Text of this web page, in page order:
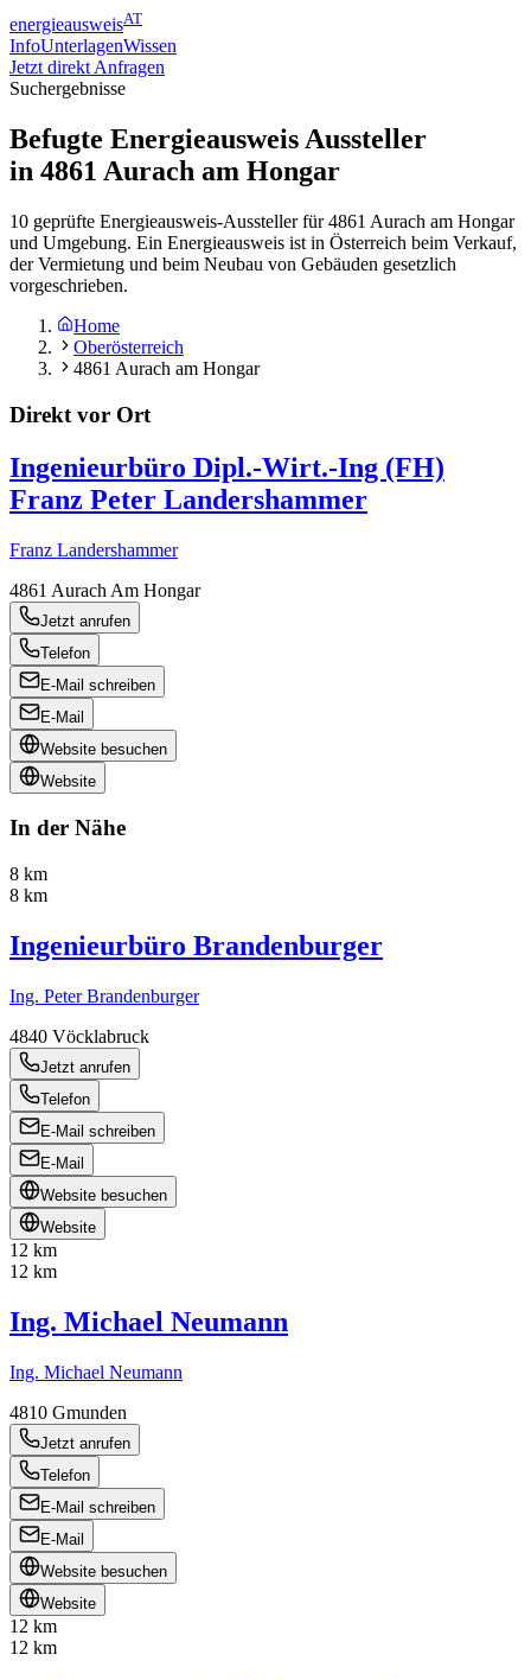
energieausweisAT
InfoUnterlagenWissen
Jetzt direkt Anfragen
Suchergebnisse
Befugte Energieausweis Aussteller
in 4861 Aurach am Hongar
10 geprüfte Energieausweis-Aussteller für 4861 Aurach am Hongar
und Umgebung. Ein Energieausweis ist in Österreich beim Verkauf,
der Vermietung und beim Neubau von Gebäuden gesetzlich
vorgeschrieben.
Home
Oberösterreich
4861 Aurach am Hongar
Direkt vor Ort
Ingenieurbüro Dipl.-Wirt.-Ing (FH)
Franz Peter Landershammer
Franz Landershammer
4861 Aurach Am Hongar
Jetzt anrufen
Telefon
E-Mail schreiben
E-Mail
Website besuchen
Website
In der Nähe
8 km
8 km
Ingenieurbüro Brandenburger
Ing. Peter Brandenburger
4840 Vöcklabruck
Jetzt anrufen
Telefon
E-Mail schreiben
E-Mail
Website besuchen
Website
12 km
12 km
Ing. Michael Neumann
Ing. Michael Neumann
4810 Gmunden
Jetzt anrufen
Telefon
E-Mail schreiben
E-Mail
Website besuchen
Website
12 km
12 km